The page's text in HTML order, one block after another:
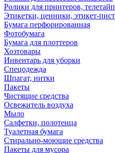
Ролики для принтеров,
Этикетки, ценники, этикет-
Бумага перфорированная
Фотобумага
Бумага для плоттеров
Хозтовары
Инвентарь для уборки
Спецодежда
Шпагат, нитки
Пакеты
Чистящие средства
Освежитель воздуха
Мыло
Салфетки, полотенца
Туалетная бумага
Стирально-моющие средства
Пакеты для мусора